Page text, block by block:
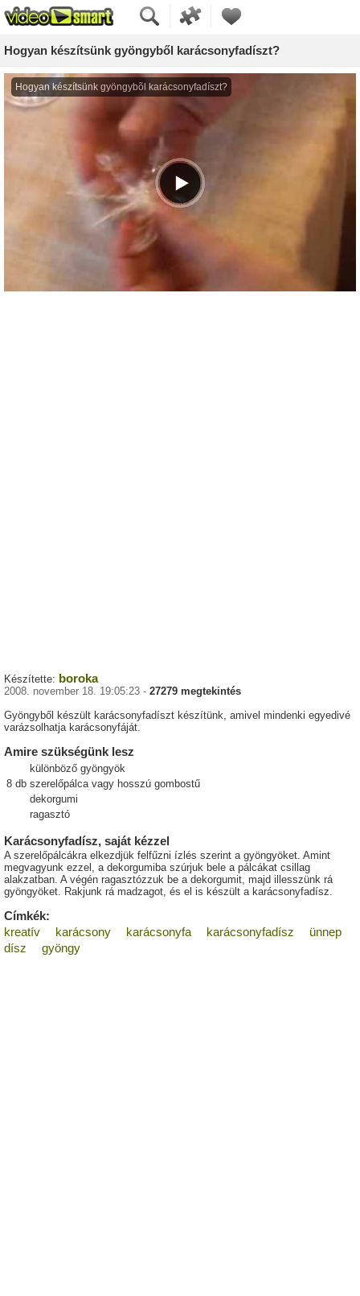
Hogyan készítsünk gyöngyből karácsonyfadíszt?
Készítette: boroka
2008. november 18. 19:05:23 - 27279 megtekintés
Gyöngyből készült karácsonyfadíszt készítünk, amivel mindenki egyedivé
varázsolhatja karácsonyfáját.
Amire szükségünk lesz
különböző gyöngyök
8 db szerelőpálca vagy hosszú gombostű
dekorgumi
ragasztó
Karácsonyfadísz, saját kézzel
A szerelőpálcákra elkezdjük felfűzni ízlés szerint a gyöngyöket. Amint
megvagyunk ezzel, a dekorgumiba szúrjuk bele a pálcákat csillag
alakzatban. A végén ragasztózzuk be a dekorgumit, majd illesszünk rá
gyöngyöket. Rakjunk rá madzagot, és el is készült a karácsonyfadísz.
Címkék:
kreatív
karácsony karácsonyfa karácsonyfadísz
ünnep
dísz
gyöngy